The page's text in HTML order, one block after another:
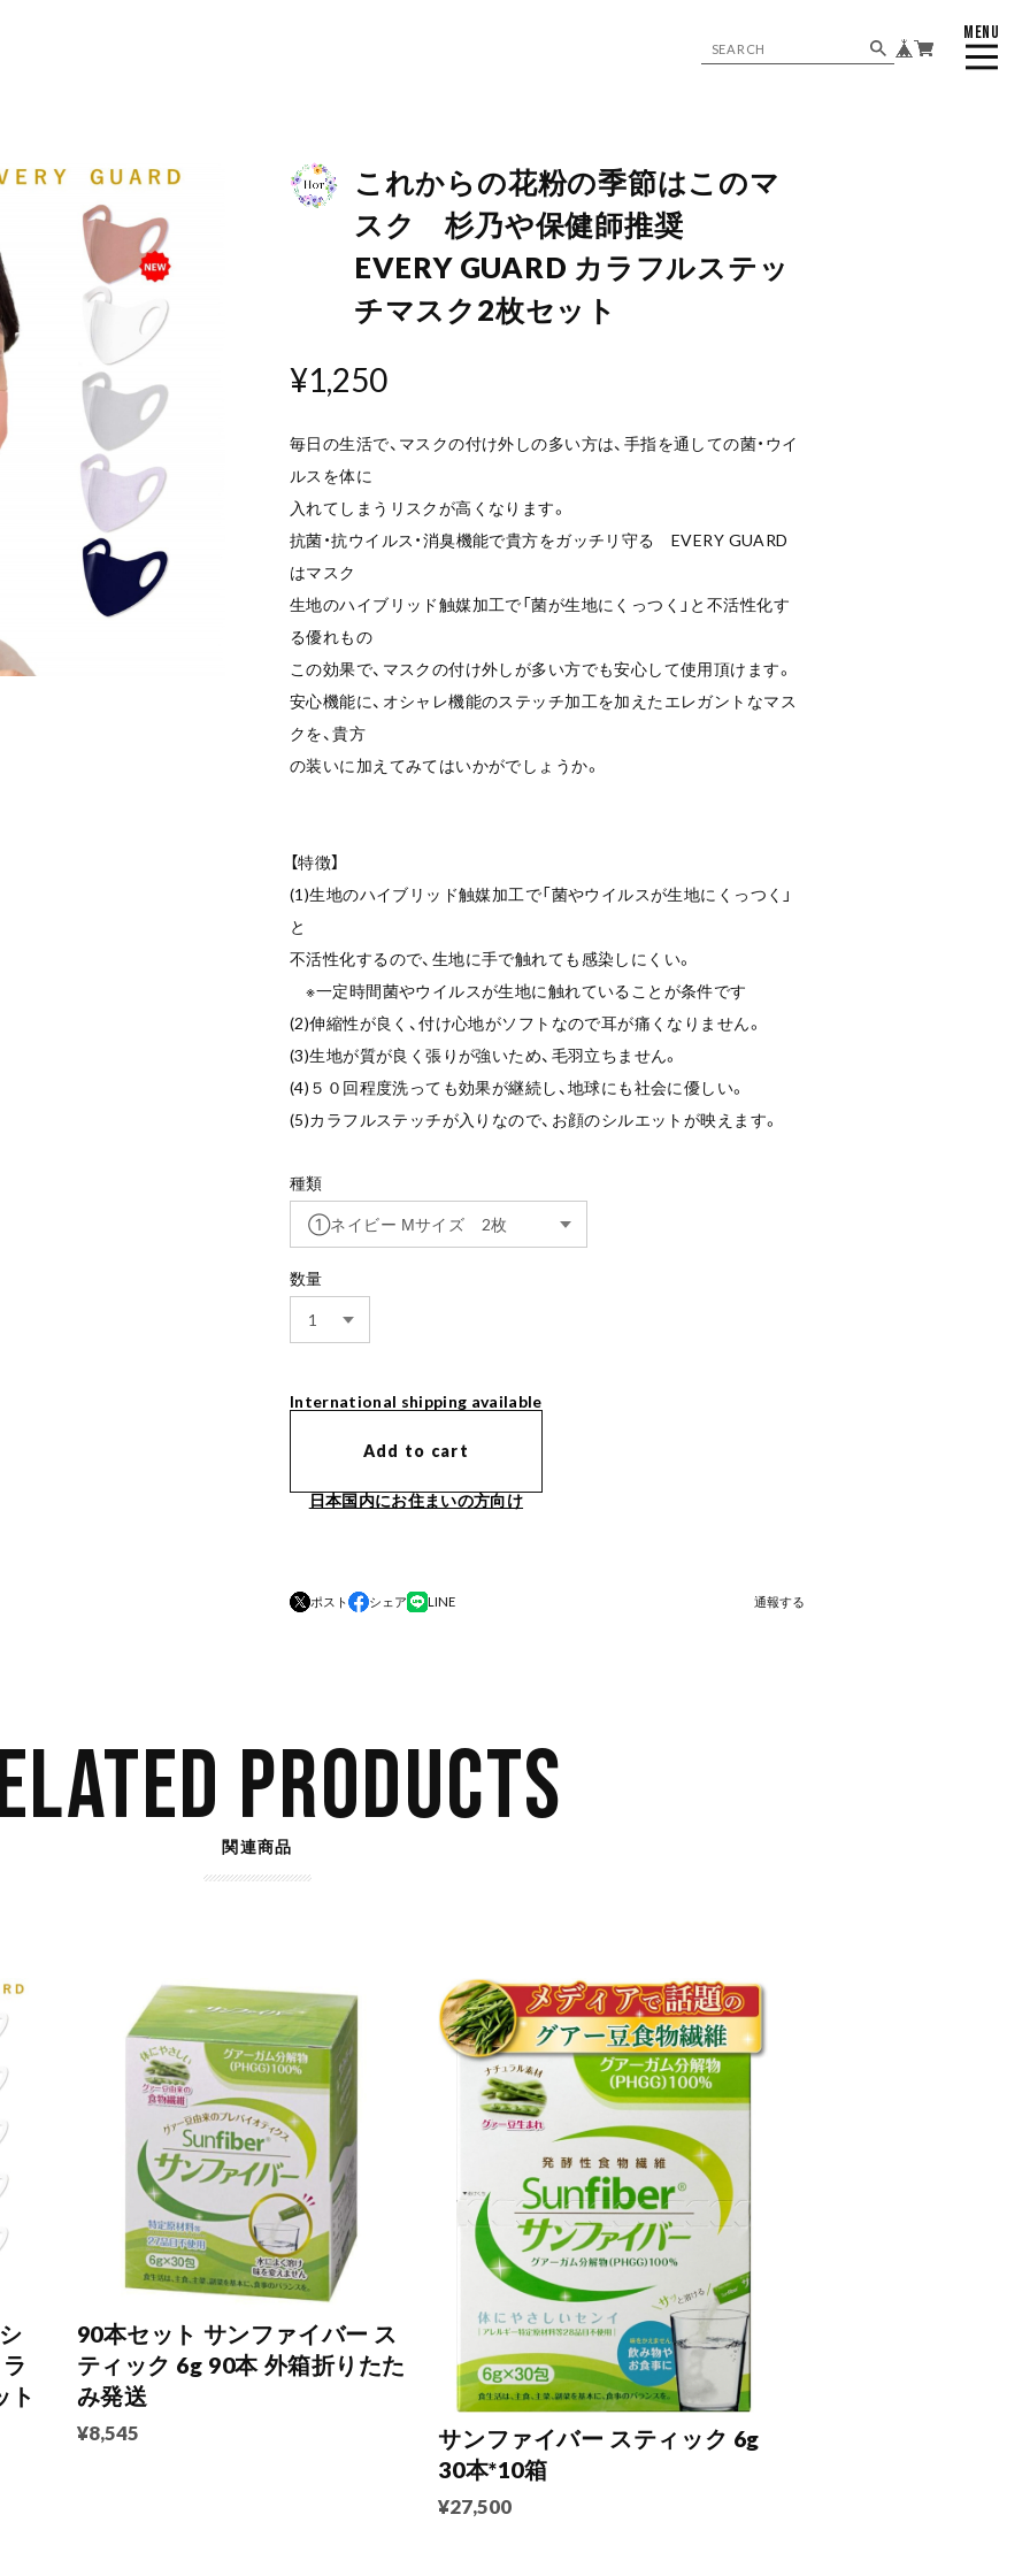
MENU
CLOSE
これからの花粉の季節はこのマ
スク 杉乃や保健師推奨
EVERY GUARD カラフルステッ
チマスク2枚セット
¥1,250
毎日の生活で、マスクの付け外しの多い方は、手指を通しての菌・ウイ
ルスを体に
入れてしまうリスクが高くなります。
抗菌・抗ウイルス・消臭機能で貴方をガッチリ守る EVERY GUARD
はマスク
生地のハイブリッド触媒加工で「菌が生地にくっつく」と不活性化す
る優れもの
この効果で、マスクの付け外しが多い方でも安心して使用頂けます。
安心機能に、オシャレ機能のステッチ加工を加えたエレガントなマス
クを、貴方
の装いに加えてみてはいかがでしょうか。
【特徴】
(1)生地のハイブリッド触媒加工で「菌やウイルスが生地にくっつく」
と
不活性化するので、生地に手で触れても感染しにくい。
※一定時間菌やウイルスが生地に触れていることが条件です
(2)伸縮性が良く、付け心地がソフトなので耳が痛くなりません。
(3)生地が質が良く張りが強いため、毛羽立ちません。
(4)５０回程度洗っても効果が継続し、地球にも社会に優しい。
(5)カラフルステッチが入りなので、お顔のシルエットが映えます。
種類
数量
International shipping available
Add to cart
日本国内にお住まいの方向け
ポスト シェア LINE 通報する
PRODUCTS
関連商品
ト
90本セット サンファイバー ス
ティック 6g 90本 外箱折りたた
み発送
¥8,545
サンファイバー スティック 6g
30本*10箱
¥27,500